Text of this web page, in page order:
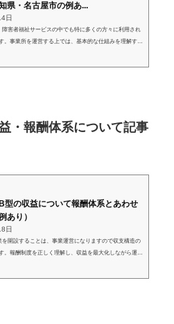
県・名古屋市の例あ...
日
障害者福祉サービスの中でも特に多くの方々に利用され
。事業所を運営する上では、基本的な仕組みを理解する
・報酬体系について記事
型の収益について報酬体系とあわせ
あり）
日
を開設することは、事業運営になりますので収支構造の
。報酬制度を正しく理解し、収益を最大化しながら運営